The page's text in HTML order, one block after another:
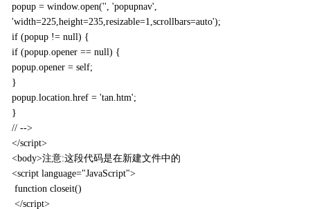
popup = window.open('', 'popupnav',
'width=225,height=235,resizable=1,scrollbars=auto');
if (popup != null) {
if (popup.opener == null) {
popup.opener = self;
}
popup.location.href = 'tan.htm';
}
// -->
</script>
<body>注意:这段代码是在新建文件中的
<script language="JavaScript">
function closeit()
</script>